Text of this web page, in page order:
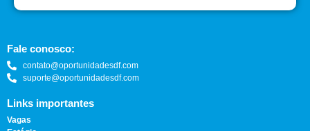
Fale conosco:
contato@oportunidadesdf.com
suporte@oportunidadesdf.com
Links importantes
Vagas